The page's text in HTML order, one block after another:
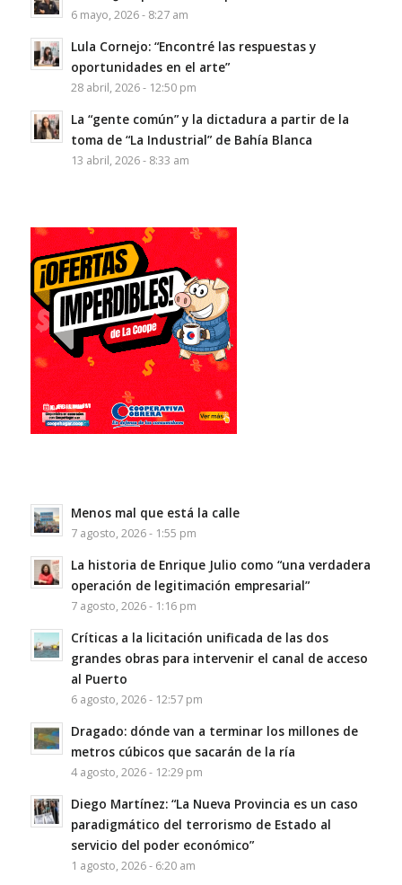
6 mayo, 2026 - 8:27 am
Lula Cornejo: “Encontré las respuestas y
oportunidades en el arte”
28 abril, 2026 - 12:50 pm
La “gente común” y la dictadura a partir de la
toma de “La Industrial” de Bahía Blanca
13 abril, 2026 - 8:33 am
Menos mal que está la calle
7 agosto, 2026 - 1:55 pm
La historia de Enrique Julio como “una verdadera
operación de legitimación empresarial”
7 agosto, 2026 - 1:16 pm
Críticas a la licitación unificada de las dos
grandes obras para intervenir el canal de acceso
al Puerto
6 agosto, 2026 - 12:57 pm
Dragado: dónde van a terminar los millones de
metros cúbicos que sacarán de la ría
4 agosto, 2026 - 12:29 pm
Diego Martínez: “La Nueva Provincia es un caso
paradigmático del terrorismo de Estado al
servicio del poder económico”
1 agosto, 2026 - 6:20 am